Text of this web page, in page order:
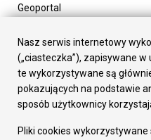
Geoportal
Załatw sprawę
Prezydent Miasta
Rada Miasta
Wydziały
Elektroniczna Skrzynka
Gospodarka
Nasz serwis internetowy
(„ciasteczka”), zapisywane
te wykorzystywane są
pokazujących na podstawie
sposób użytkownicy
Pliki cookies